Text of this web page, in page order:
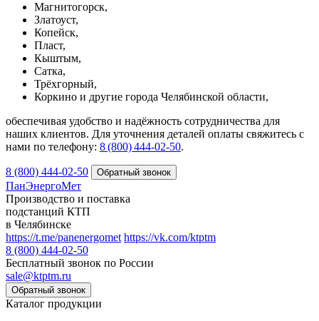
Магнитогорск,
Златоуст,
Копейск,
Пласт,
Кыштым,
Сатка,
Трёхгорный,
Коркино и другие города Челябинской области,
обеспечивая удобство и надёжность сотрудничества для
наших клиентов. Для уточнения деталей оплаты свяжитесь с
нами по телефону: 8 (800) 444‑02‑50.
8 (800) 444-02-50
ПанЭнергоМет
Производство и поставка
подстанций КТП
в Челябинске
https://t.me/panenergomet https://vk.com/ktptm
8 (800) 444-02-50
Бесплатный звонок по России
sale@ktptm.ru
Каталог продукции